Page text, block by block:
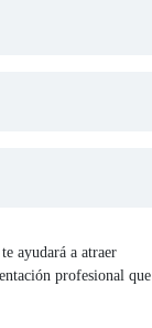
ayudará a atraer
profesional que